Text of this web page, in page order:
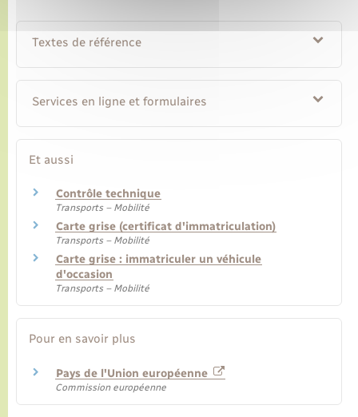
Textes de référence
Services en ligne et formulaires
Et aussi
Contrôle technique
Transports – Mobilité
Carte grise (certificat d'immatriculation)
Transports – Mobilité
Carte grise : immatriculer un véhicule
d'occasion
Transports – Mobilité
Pour en savoir plus
Pays de l'Union européenne
Commission européenne